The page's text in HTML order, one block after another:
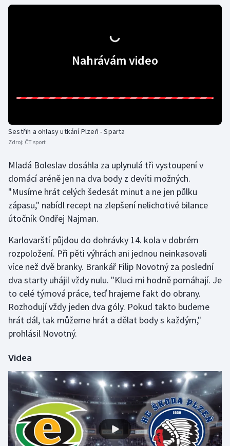
Ragby
Rychlobruslení
Short track
Sportovní střelba
Stolní tenis
Triatlon
Veslování
Vodní slalom
Volejbal
Nahrávám video
Sestřih a ohlasy utkání Plzeň - Sparta
Zdroj: ČT sport
Mladá Boleslav dosáhla za uplynulá tři vystoupení v
domácí aréně jen na dva body z devíti možných.
"Musíme hrát celých šedesát minut a ne jen půlku
zápasu," nabídl recept na zlepšení nelichotivé bilance
útočník Ondřej Najman.
Karlovarští půjdou do dohrávky 14. kola v dobrém
rozpoložení. Při pěti výhrách ani jednou neinkasovali
více než dvě branky. Brankář Filip Novotný za poslední
dva starty uhájil vždy nulu. "Kluci mi hodně pomáhají. Je
to celé týmová práce, teď hrajeme fakt do obrany.
Rozhodují vždy jeden dva góly. Pokud takto budeme
hrát dál, tak můžeme hrát a dělat body s každým,"
prohlásil Novotný.
Videa